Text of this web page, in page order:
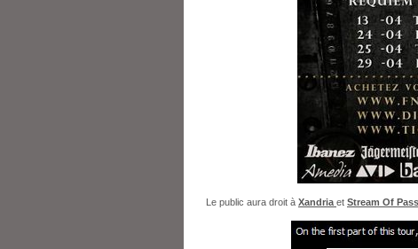
Le public aura droit à Xandria et Stream Of